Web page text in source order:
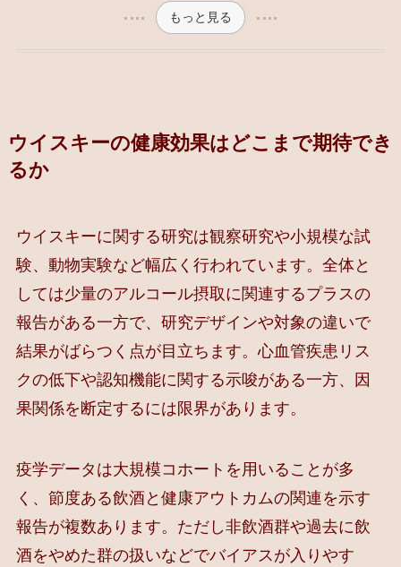
もっと見る
ウイスキーの健康効果はどこまで期待でき
るか
ウイスキーに関する研究は観察研究や小規模な試
験、動物実験など幅広く行われています。全体と
しては少量のアルコール摂取に関連するプラスの
報告がある一方で、研究デザインや対象の違いで
結果がばらつく点が目立ちます。心血管疾患リス
クの低下や認知機能に関する示唆がある一方、因
果関係を断定するには限界があります。
疫学データは大規模コホートを用いることが多
く、節度ある飲酒と健康アウトカムの関連を示す
報告が複数あります。ただし非飲酒群や過去に飲
酒をやめた群の扱いなどでバイアスが入りやす